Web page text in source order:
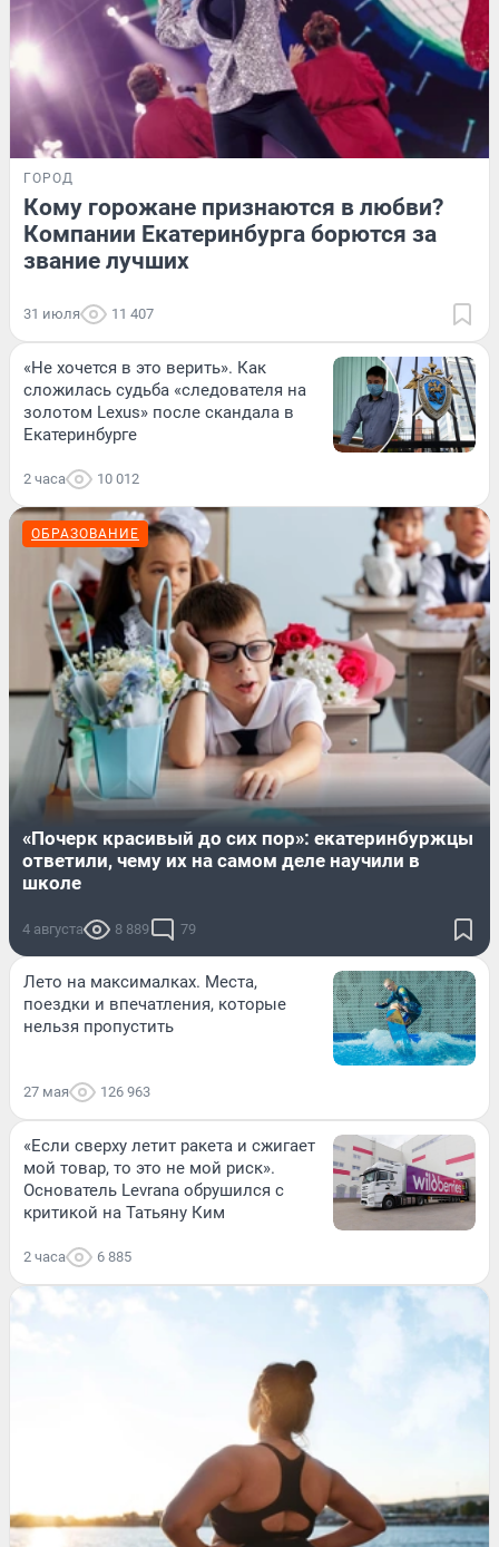
ГОРОД
Кому горожане признаются в любви?
Компании Екатеринбурга борются за
звание лучших
31 июля 11 407
«Не хочется в это верить». Как
сложилась судьба «следователя на
золотом Lexus» после скандала в
Екатеринбурге
2 часа 10 012
ОБРАЗОВАНИЕ
«Почерк красивый до сих пор»: екатеринбуржцы
ответили, чему их на самом деле научили в
школе
4 августа 8 889 79
Лето на максималках. Места,
поездки и впечатления, которые
нельзя пропустить
27 мая 126 963
«Если сверху летит ракета и сжигает
мой товар, то это не мой риск».
Основатель Levrana обрушился с
критикой на Татьяну Ким
2 часа 6 885